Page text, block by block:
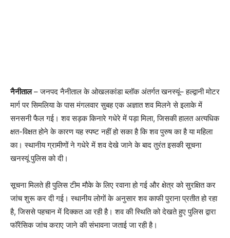
नैनीताल– जनपद नैनीताल के ओखलकांडा ब्लॉक अंतर्गत खनस्यूं– हल्द्वानी मोटर
मार्ग पर सिमलिया के पास मंगलवार सुबह एक अज्ञात शव मिलने से इलाके में
सनसनी फैल गई। शव सड़क किनारे गधेरे में पड़ा मिला, जिसकी हालत अत्यधिक
क्षत-विक्षत होने के कारण यह स्पष्ट नहीं हो सका है कि शव पुरुष का है या महिला
का। स्थानीय ग्रामीणों ने गधेरे में शव देखे जाने के बाद तुरंत इसकी सूचना
खनस्यूं पुलिस को दी।
सूचना मिलते ही पुलिस टीम मौके के लिए रवाना हो गई और क्षेत्र को सुरक्षित कर
जांच शुरू कर दी गई। स्थानीय लोगों के अनुसार शव काफी पुराना प्रतीत हो रहा
है, जिससे पहचान में दिक्कत आ रही है। शव की स्थिति को देखते हुए पुलिस द्वारा
फॉरेंसिक जांच कराए जाने की संभावना जताई जा रही है।